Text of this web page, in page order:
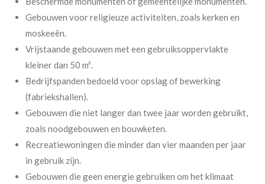
Gebouwen voor religieuze activiteiten, zoals kerken en
moskeeën.
Vrijstaande gebouwen met een gebruiksoppervlakte
kleiner dan 50 m².
Bedrijfspanden bedoeld voor opslag of bewerking
(fabriekshallen).
Gebouwen die niet langer dan twee jaar worden gebruikt,
zoals noodgebouwen en bouwketen.
Recreatiewoningen die minder dan vier maanden per jaar
in gebruik zijn.
Gebouwen die geen energie gebruiken om het klimaat